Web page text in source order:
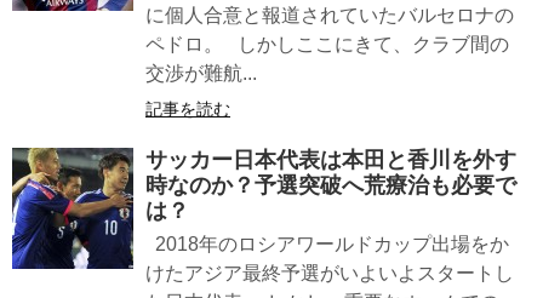
に個人合意と報道されていたバルセロナの
ペドロ。 しかしここにきて、クラブ間の
交渉が難航...
記事を読む
サッカー日本代表は本田と香川を外す
時なのか？予選突破へ荒療治も必要で
は？
2018年のロシアワールドカップ出場をか
けたアジア最終予選がいよいよスタートし